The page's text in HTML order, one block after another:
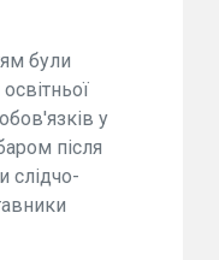
були
у
після
слідчо-